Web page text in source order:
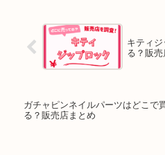
キティ
る？販売
ガチャピンネイルパーツはどこで
る？販売店まとめ